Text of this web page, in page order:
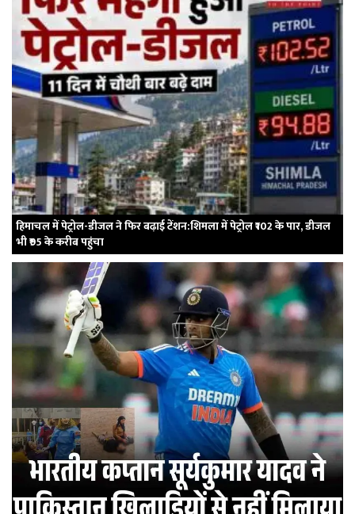
हिमाचल में पेट्रोल-डीजल ने फिर बढ़ाई टेंशन:शिमला में पेट्रोल ₹102 के पार, डीजल
भी ₹95 के करीब पहुंचा